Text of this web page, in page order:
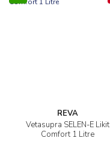
REVA
Vetasupra SELEN-E Likit
Comfort 1 Litre